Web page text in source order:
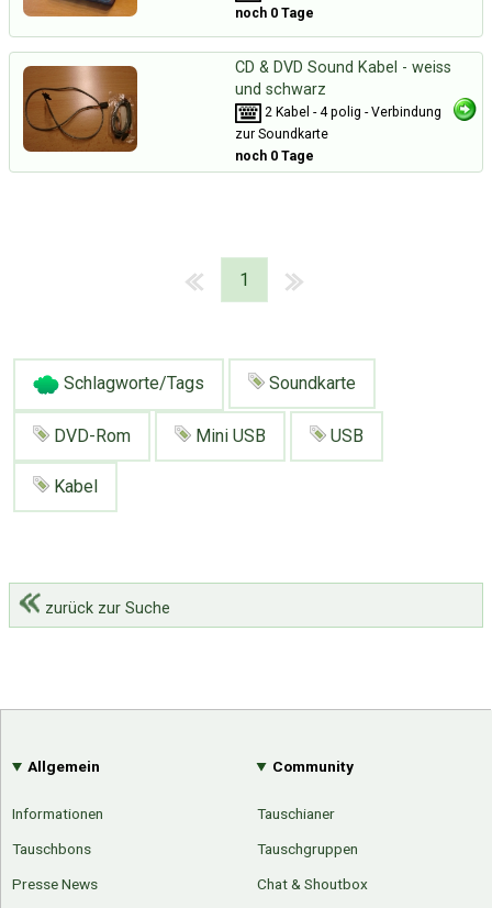
noch 0 Tage
CD & DVD Sound Kabel - weiss
und schwarz
2 Kabel - 4 polig - Verbindung
zur Soundkarte
noch 0 Tage
1
Schlagworte/Tags Soundkarte
DVD-Rom Mini USB USB
Kabel
zurück zur Suche
Allgemein
Informationen
Tauschbons
Presse News
Community
Tauschianer
Tauschgruppen
Chat & Shoutbox